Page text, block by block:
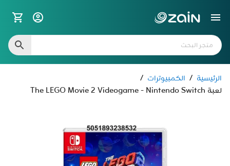
الرئيسية / الكمبيوترات /
لعبة The LEGO Movie 2 Videogame - Nintendo Switch